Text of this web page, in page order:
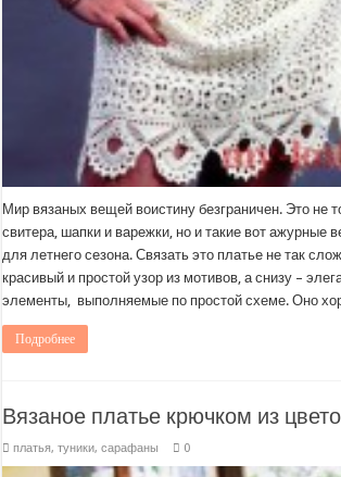
Мир вязаных вещей воистину безграничен. Это не
свитера, шапки и варежки, но и такие вот ажурные
для летнего сезона. Связать это платье не так
красивый и простой узор из мотивов, а снизу –
элементы, выполняемые по простой схеме. Оно
Подробнее
Вязаное платье крючком из
платья, туники, сарафаны 0